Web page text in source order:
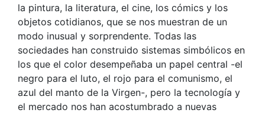
la pintura, la literatura, el cine, los cómics y los
objetos cotidianos, que se nos muestran de un
modo inusual y sorprendente. Todas las
sociedades han construido sistemas simbólicos en
los que el color desempeñaba un papel central -el
negro para el luto, el rojo para el comunismo, el
azul del manto de la Virgen-, pero la tecnología y
el mercado nos han acostumbrado a nuevas